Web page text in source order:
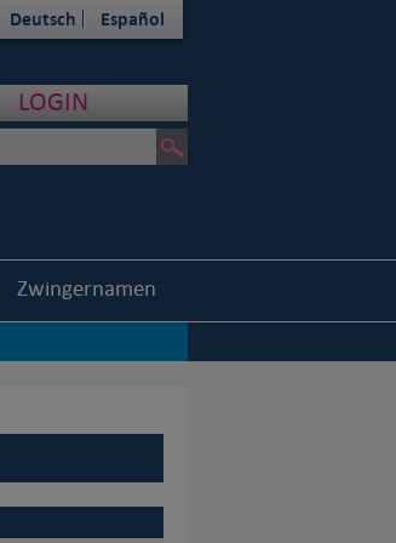
Deutsch Español
LOGIN
Zwingernamen